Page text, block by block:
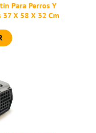
Para Perros Y
X 58 X 32 Cm